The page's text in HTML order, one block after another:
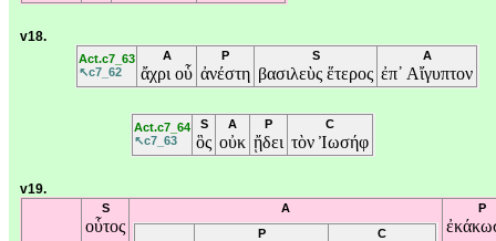
v18.
Act.c7_63
↖c7_62
A
ἄχρι οὗ
P
ἀνέστη
S
βασιλεὺς ἕτερος
A
ἐπ᾽ Αἴγυπτον
Act.c7_64
↖c7_63
S
ὃς
A
οὐκ
P
ᾔδει
C
τὸν Ἰωσήφ
v19.
S
οὗτος
A
P C
P